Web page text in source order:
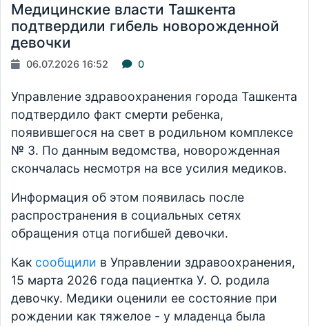
Медицинские власти Ташкента
подтвердили гибель новорожденной
девочки
06.07.2026 16:52 0
Управление здравоохранения города Ташкента
подтвердило факт смерти ребенка,
появившегося на свет в родильном комплексе
№ 3. По данным ведомства, новорожденная
скончалась несмотря на все усилия медиков.
Информация об этом появилась после
распространения в социальных сетях
обращения отца погибшей девочки.
Как сообщили в Управлении здравоохранения,
15 марта 2026 года пациентка У. О. родила
девочку. Медики оценили ее состояние при
рождении как тяжелое - у младенца была